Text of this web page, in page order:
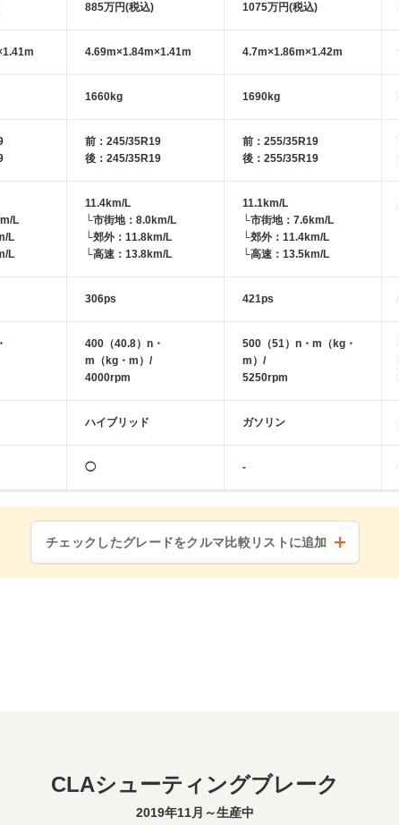
885万円(税込) 1075万円(税込)
4.69m×1.84m×1.41m 4.7m×1.86m×1.42m
1660kg 1690kg
前：245/35R19
後：245/35R19
前：255/35R19
後：255/35R19
L
L
L
11.4km/L
└市街地：8.0km/L
└郊外：11.8km/L
└高速：13.8km/L
11.1km/L
└市街地：7.6km/L
└郊外：11.4km/L
└高速：13.5km/L
306ps 421ps
400（40.8）n・
m（kg・m）/
4000rpm
500（51）n・m（kg・
m）/
5250rpm
ハイブリッド ガソリン
◯ -
チェックしたグレードをクルマ比較リストに追加
CLAシューティングブレーク
2019年11月～生産中